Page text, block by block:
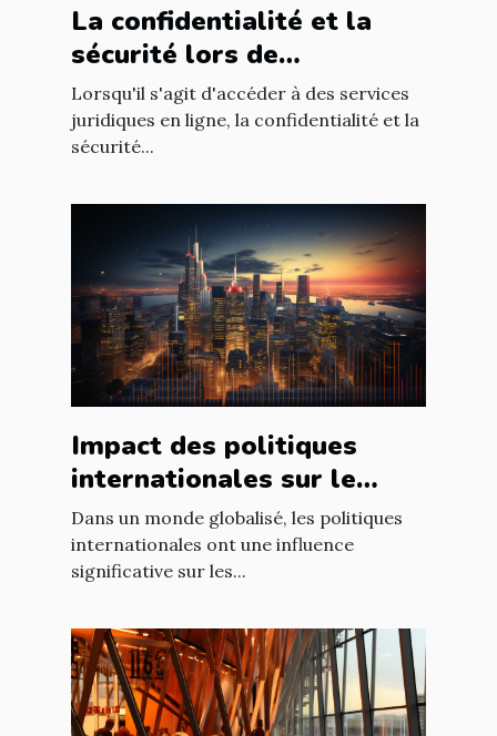
La confidentialité et la
sécurité lors de
l'utilisation d'un avocat en
ligne
Lorsqu'il s'agit d'accéder à des services
juridiques en ligne, la confidentialité et la
sécurité...
Impact des politiques
internationales sur le
marché immobilier
français
Dans un monde globalisé, les politiques
internationales ont une influence
significative sur les...